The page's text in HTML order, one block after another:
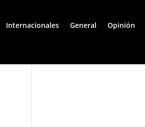
Internacionales General Opinión